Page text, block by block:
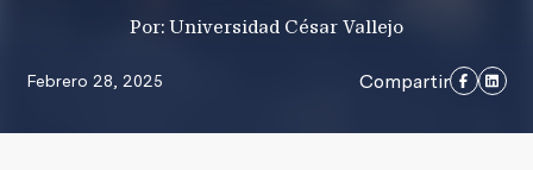
Por: Universidad César Vallejo
Febrero 28, 2025 Compartir